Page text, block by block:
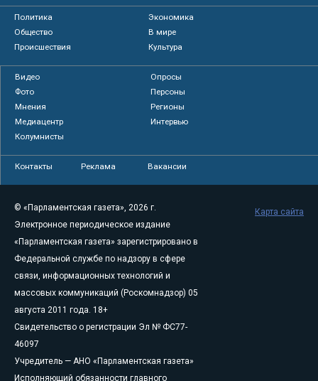
Политика
Экономика
Общество
В мире
Происшествия
Культура
Видео
Опросы
Фото
Персоны
Мнения
Регионы
Медиацентр
Интервью
Колумнисты
Контакты Реклама Вакансии
© «Парламентская газета», 2026 г.
Электронное периодическое издание
«Парламентская газета» зарегистрировано в
Федеральной службе по надзору в сфере
связи, информационных технологий и
массовых коммуникаций (Роскомнадзор) 05
августа 2011 года. 18+
Свидетельство о регистрации Эл № ФС77-
46097
Учредитель — АНО «Парламентская газета»
Исполняющий обязанности главного
Карта сайта